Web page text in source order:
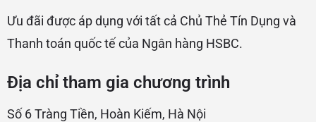
Ưu đãi được áp dụng với tất cả Chủ Thẻ Tín Dụng và
Thanh toán quốc tế của Ngân hàng HSBC.
Địa chỉ tham gia chương trình
Số 6 Tràng Tiền, Hoàn Kiếm, Hà Nội